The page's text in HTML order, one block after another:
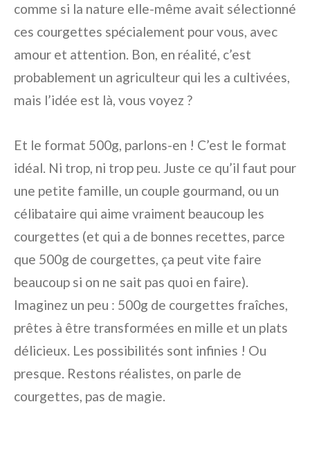
comme si la nature elle-même avait sélectionné
ces courgettes spécialement pour vous, avec
amour et attention. Bon, en réalité, c’est
probablement un agriculteur qui les a cultivées,
mais l’idée est là, vous voyez ?
Et le format 500g, parlons-en ! C’est le format
idéal. Ni trop, ni trop peu. Juste ce qu’il faut pour
une petite famille, un couple gourmand, ou un
célibataire qui aime vraiment beaucoup les
courgettes (et qui a de bonnes recettes, parce
que 500g de courgettes, ça peut vite faire
beaucoup si on ne sait pas quoi en faire).
Imaginez un peu : 500g de courgettes fraîches,
prêtes à être transformées en mille et un plats
délicieux. Les possibilités sont infinies ! Ou
presque. Restons réalistes, on parle de
courgettes, pas de magie.